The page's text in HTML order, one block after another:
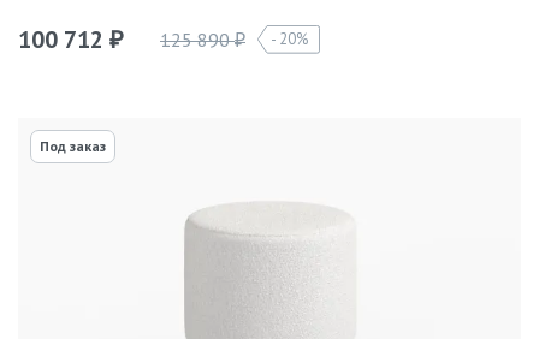
100 712 ₽ 125 890₽ 20%
Под заказ